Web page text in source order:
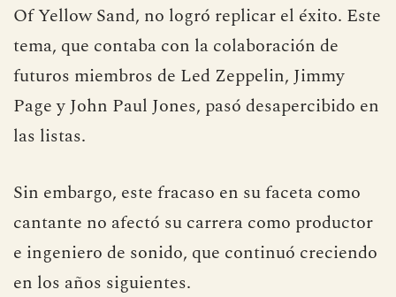
Of Yellow Sand, no logró replicar el éxito. Este
tema, que contaba con la colaboración de
futuros miembros de Led Zeppelin, Jimmy
Page y John Paul Jones, pasó desapercibido en
las listas.
Sin embargo, este fracaso en su faceta como
cantante no afectó su carrera como productor
e ingeniero de sonido, que continuó creciendo
en los años siguientes.